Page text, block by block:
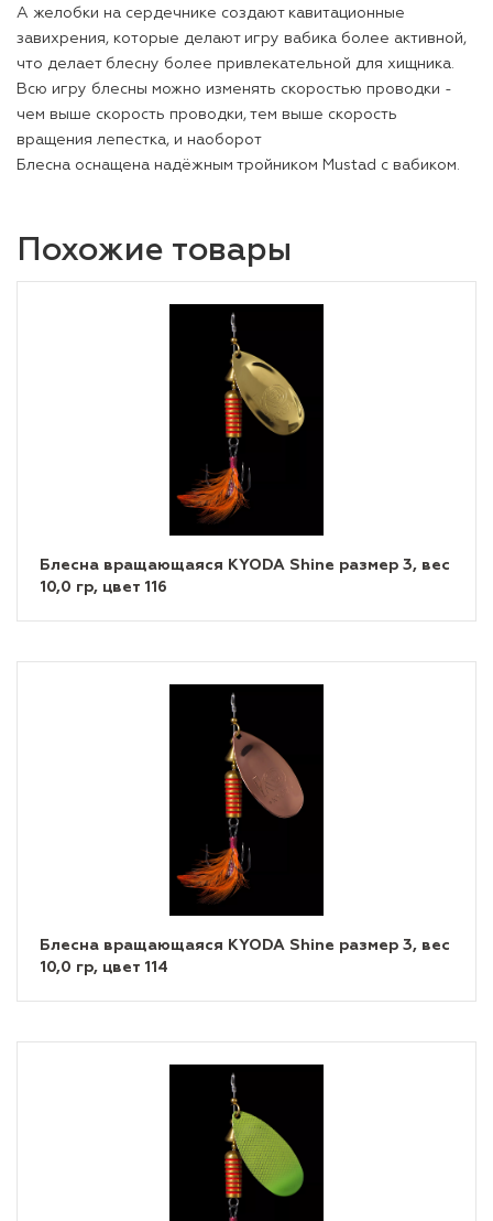
А желобки на сердечнике создают кавитационные
завихрения, которые делают игру вабика более активной,
что делает блесну более привлекательной для хищника.
Всю игру блесны можно изменять скоростью проводки -
чем выше скорость проводки, тем выше скорость
вращения лепестка, и наоборот
Блесна оснащена надёжным тройником Mustad с вабиком.
Похожие товары
Блесна вращающаяся KYODA Shine размер 3, вес
10,0 гр, цвет 116
Блесна вращающаяся KYODA Shine размер 3, вес
10,0 гр, цвет 114